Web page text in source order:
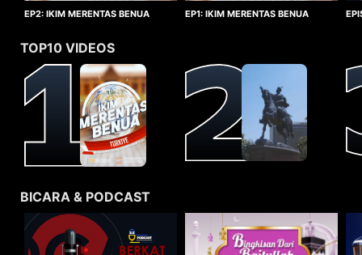
EP2: IKIM MERENTAS BENUA
EP1: IKIM MERENTAS BENUA
TOP10 VIDEOS
BICARA & PODCAST